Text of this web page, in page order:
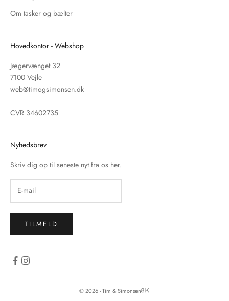
Om tasker og bælter
Hovedkontor - Webshop
Jægervænget 32
7100 Vejle
web@timogsimonsen.dk
CVR 34602735
Nyhedsbrev
Skriv dig op til seneste nyt fra os her.
TILMELD
© 2026 - Tim & Simonsen